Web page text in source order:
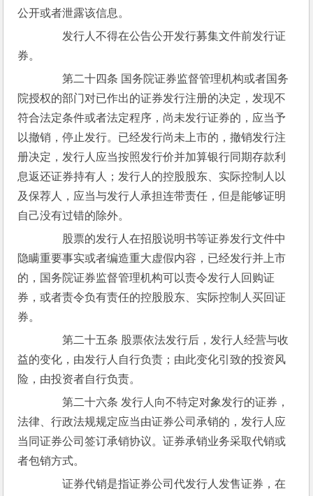
公开或者泄露该信息。
发行人不得在公告公开发行募集文件前发行证
券。
第二十四条 国务院证券监督管理机构或者国务
院授权的部门对已作出的证券发行注册的决定，发现不
符合法定条件或者法定程序，尚未发行证券的，应当予
以撤销，停止发行。已经发行尚未上市的，撤销发行注
册决定，发行人应当按照发行价并加算银行同期存款利
息返还证券持有人；发行人的控股股东、实际控制人以
及保荐人，应当与发行人承担连带责任，但是能够证明
自己没有过错的除外。
股票的发行人在招股说明书等证券发行文件中
隐瞒重要事实或者编造重大虚假内容，已经发行并上市
的，国务院证券监督管理机构可以责令发行人回购证
券，或者责令负有责任的控股股东、实际控制人买回证
券。
第二十五条 股票依法发行后，发行人经营与收
益的变化，由发行人自行负责；由此变化引致的投资风
险，由投资者自行负责。
第二十六条 发行人向不特定对象发行的证券，
法律、行政法规规定应当由证券公司承销的，发行人应
当同证券公司签订承销协议。证券承销业务采取代销或
者包销方式。
证券代销是指证券公司代发行人发售证券，在